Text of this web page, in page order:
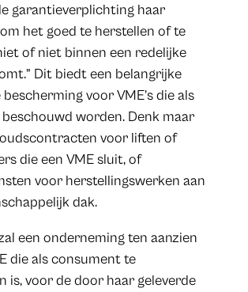
garantieverplichting haar
het goed te herstellen of te
of niet binnen een redelijke
Dit biedt een belangrijke
voor VME’s die als
worden. Denk maar
voor liften of
die een VME sluit, of
voor herstellingswerken aan
dak.
een onderneming ten aanzien
die als consument te
is, voor de door haar geleverde